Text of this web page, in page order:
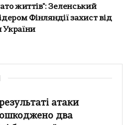
життів": Зеленський
Фінляндії захист від
України
атаки
два